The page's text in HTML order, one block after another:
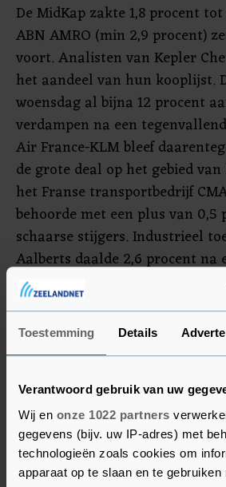
Toestemming Details
Verantwoord gebruik van uw
Wij en onze 1022 partners
gegevens (bijv. uw IP-adres) met
technologieën zoals cookies om
apparaat op te slaan en te gebruiken
De MidKap zakte 1,8 procent
ABN AMRO (min 2,9 procent)
voort. Analisten van Kepler
het aandeel van hun kooplijst.
woensdag al bijna 12 procent
verdampen na een
Air France-KLM bleef
de grote deal op het gebied
het Franse transportbedrijf
behoorde met een plus van 0,5
schaarse stijgers. Industrieel
Aalberts daalde 2,6 procent na
handelsupdate.
De beurzen in Frankfurt,
leverden tot 2,7 procent in. Ook
te zakken na de koersdreun een
Londen
EasyJet zakte 4 procent in